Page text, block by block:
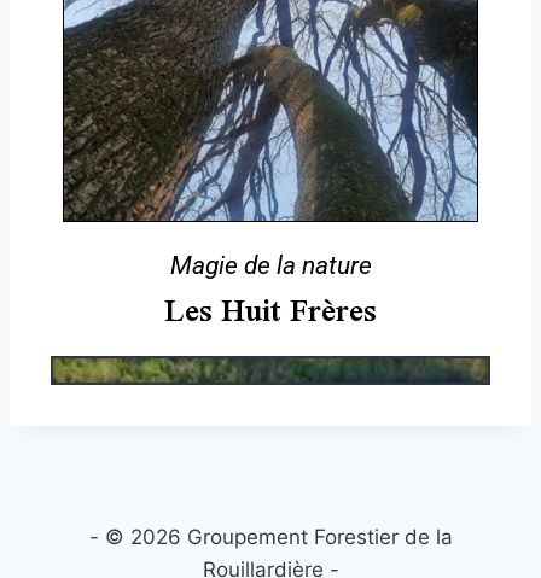
Magie de la nature
Les Huit Frères
- © 2026 Groupement Forestier de la
Rouillardière -